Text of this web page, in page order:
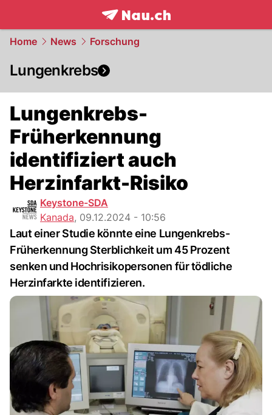
frontpage.NAU.ch
Home News Forschung
Lungenkrebs
Lungenkrebs-
Früherkennung
identifiziert auch
Herzinfarkt-Risiko
Keystone-SDA
Kanada, 09.12.2024 - 10:56
Laut einer Studie könnte eine Lungenkrebs-
Früherkennung Sterblichkeit um 45 Prozent
senken und Hochrisikopersonen für tödliche
Herzinfarkte identifizieren.